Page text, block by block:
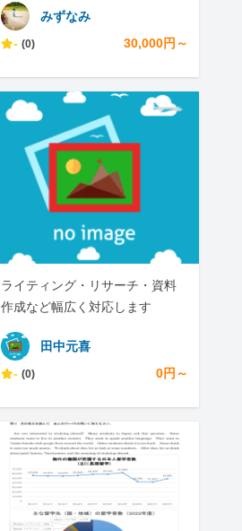
みずなみ
- (0) 30,000円～
ライティング・リサーチ・資料
作成など幅広く対応します
田中元喜
- (0) 0円～